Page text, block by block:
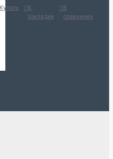
Купить
В
закладки
В
сравнение